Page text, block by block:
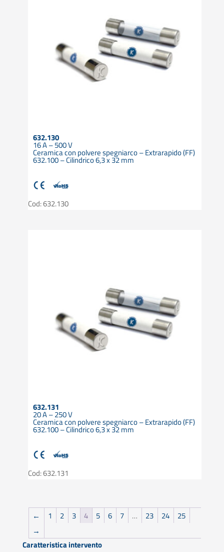
632.130
16 A – 500 V
Ceramica con polvere spegniarco – Extrarapido (FF)
632.100 – Cilindrico 6,3 x 32 mm
Cod: 632.130
632.131
20 A – 250 V
Ceramica con polvere spegniarco – Extrarapido (FF)
632.100 – Cilindrico 6,3 x 32 mm
Cod: 632.131
← 1 2 3 4 5 6 7 … 23 24
25
→
Caratteristica intervento